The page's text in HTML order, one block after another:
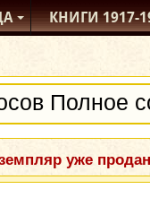
КНИГИ1917-
уже